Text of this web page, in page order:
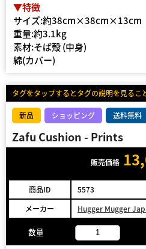
▼特徴
サイズ:約38cm×38cm×13cm
重量:約3.1kg
素材:そば殻 (中身)
綿(カバー)
タグをタップするとタグの説明を見るこ
新品 ショッピング 送料無料
Zafu Cushion - Prints
販売価格
商品ID
5573
メーカー
Hugger Mugger
数量